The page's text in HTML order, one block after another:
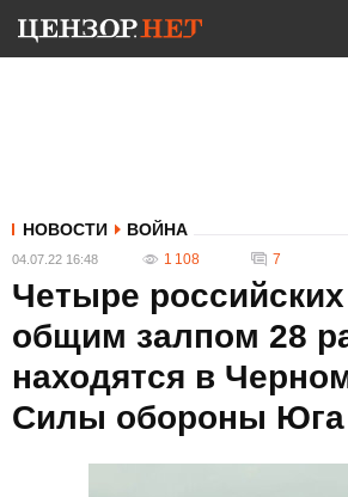
НОВОСТИ ВОЙНА
04.07.22 16:48 1 108 7
Четыре
общим залпом 28
находятся в
Силы обороны Юга